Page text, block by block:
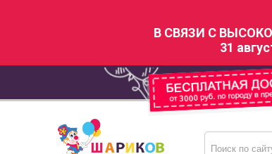
В СВЯЗИ С
31